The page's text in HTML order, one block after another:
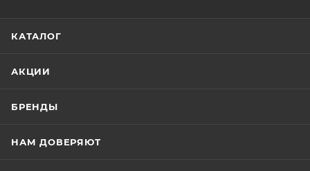
КАТАЛОГ
АКЦИИ
БРЕНДЫ
НАМ ДОВЕРЯЮТ